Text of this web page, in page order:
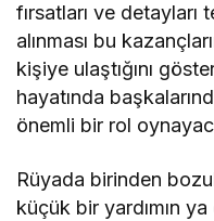
fırsatları ve
alınması bu
kişiye ulaştığını
hayatında
önemli bir rol
Rüyada birinden
küçük bir yardımın